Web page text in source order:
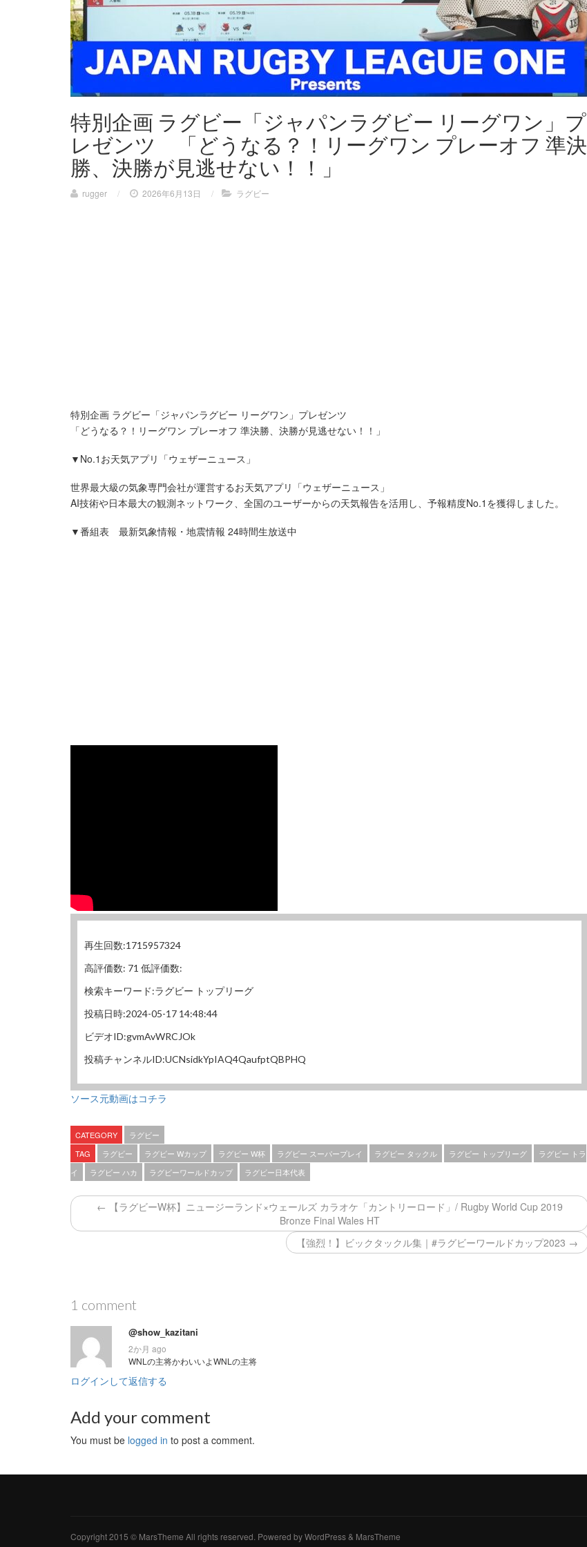
特別企画 ラグビー「ジャパンラグビー リーグワン」プ
レゼンツ 「どうなる？！リーグワン プレーオフ 準決
勝、決勝が見逃せない！！」
rugger / 2026年6月13日 / ラグビー
特別企画 ラグビー「ジャパンラグビー リーグワン」プレゼンツ
「どうなる？！リーグワン プレーオフ 準決勝、決勝が見逃せない！！」
▼No.1お天気アプリ「ウェザーニュース」
世界最大級の気象専門会社が運営するお天気アプリ「ウェザーニュース」
AI技術や日本最大の観測ネットワーク、全国のユーザーからの天気報告を活用し、予報精度No.1を獲得しました。
▼番組表 最新気象情報・地震情報 24時間生放送中
再生回数:1715957324
高評価数: 71 低評価数:
検索キーワード:ラグビー トップリーグ
投稿日時:2024-05-17 14:48:44
ビデオID:gvmAvWRCJOk
投稿チャンネルID:UCNsidkYpIAQ4QaufptQBPHQ
ソース元動画はコチラ
CATEGORY
ラグビー
TAG
ラグビー ラグビー Wカップ ラグビー W杯 ラグビー スーパープレイ ラグビー タックル ラグビー トップリーグ
ラグビー トラ
イ
ラグビー ハカ ラグビーワールドカップ ラグビー日本代表
← 【ラグビーW杯】ニュージーランド×ウェールズ カラオケ「カントリーロード」/ Rugby World Cup 2019
Bronze Final Wales HT
【強烈！】ビックタックル集｜#ラグビーワールドカップ2023 →
1 comment
@show_kazitani
2か月 ago
WNLの主将かわいいよWNLの主将
ログインして返信する
Add your comment
You must be logged in to post a comment.
Copyright 2015 © MarsTheme All rights reserved. Powered by WordPress & MarsTheme